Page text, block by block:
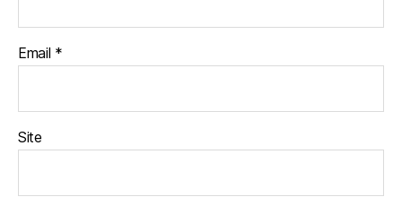
Email *
Site